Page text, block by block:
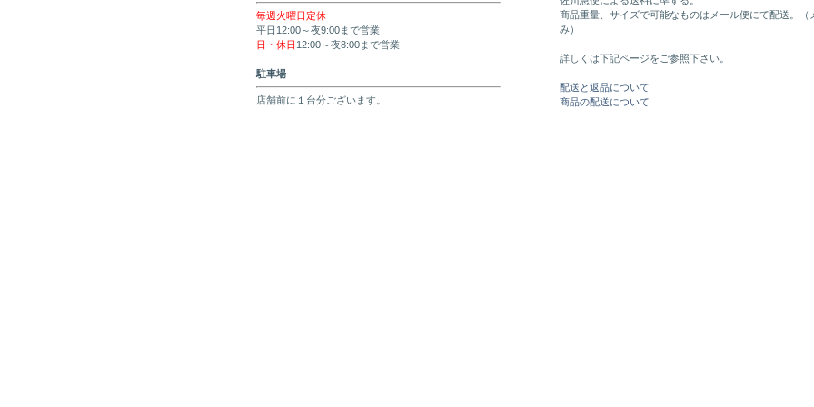
毎週火曜日定休
平日12:00～夜9:00まで営業
日・休日 12:00～夜8:00まで営業
駐車場
店舗前に１台分ございます。
商品重量、サイズで可能なものはメール便にて配送。
み）
詳しくは下記ページをご参照下さい。
配送と返品について
商品の配送について